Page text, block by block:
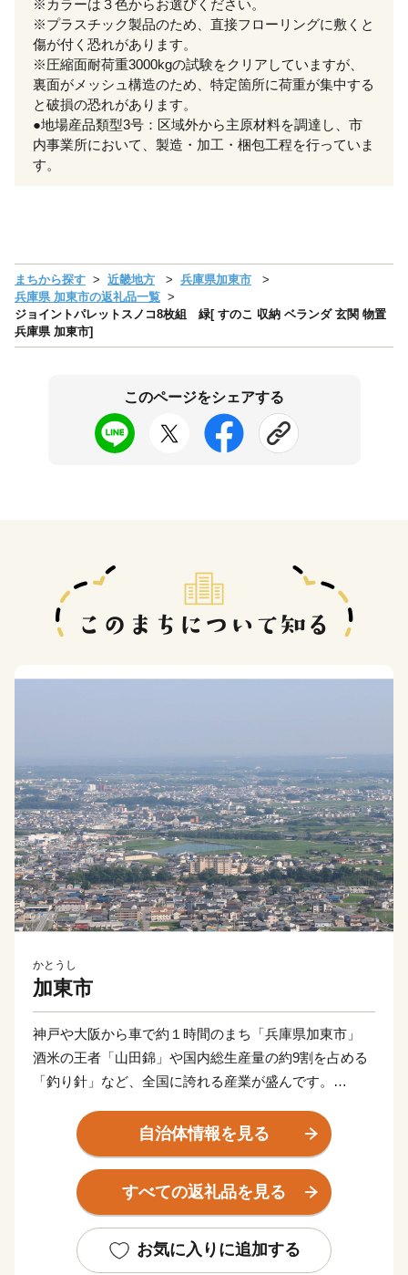
※カラーは３色からお選びください。
※プラスチック製品のため、直接フローリングに敷くと
傷が付く恐れがあります。
※圧縮面耐荷重3000kgの試験をクリアしていますが、
裏面がメッシュ構造のため、特定箇所に荷重が集中する
と破損の恐れがあります。
●地場産品類型3号：区域外から主原材料を調達し、市
内事業所において、製造・加工・梱包工程を行っていま
す。
まちから探す 近畿地方
兵庫県加東市
兵庫県 加東市の返礼品一覧
ジョイントパレットスノコ8枚組 緑[ すのこ 収納 ベランダ 玄関 物置
兵庫県 加東市]
このページをシェアする
かとうし
加東市
神戸や大阪から車で約１時間のまち「兵庫県加東市」
酒米の王者「山田錦」や国内総生産量の約9割を占める
「釣り針」など、全国に誇れる産業が盛んです。
や年額３万円を交付する『子育て世帯スマイル交付金』
など、加東市だけの嬉しい子育て支援も充実。
県下最大級の面積をもつ播磨中央公園や、加東アート館
など、親子で楽しめる施設もたくさんあり、子育て世帯
自治体情報を見る
すべての返礼品を見る
お気に入りに追加する